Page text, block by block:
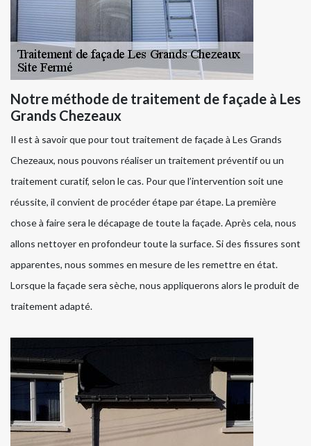
Notre méthode de traitement de façade à Les
Grands Chezeaux
Il est à savoir que pour tout traitement de façade à Les Grands
Chezeaux, nous pouvons réaliser un traitement préventif ou un
traitement curatif, selon le cas. Pour que l’intervention soit une
réussite, il convient de procéder étape par étape. La première
chose à faire sera le décapage de toute la façade. Après cela, nous
allons nettoyer en profondeur toute la surface. Si des fissures sont
apparentes, nous sommes en mesure de les remettre en état.
Lorsque la façade sera sèche, nous appliquerons alors le produit de
traitement adapté.